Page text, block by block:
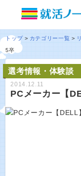
トップ カテゴリー一覧
5卒
選考情報・体験談
2014.12.11
PCメーカー【